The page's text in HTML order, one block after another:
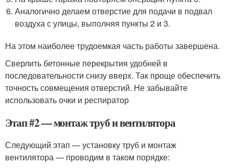
Аналогично делаем отверстие для подачи в подвал
воздуха с улицы, выполняя пункты 2 и 3.
На этом наиболее трудоемкая часть работы завершена.
Сверлить бетонные перекрытия удобней в
последовательности снизу вверх. Так проще обеспечить
точность совмещения отверстий. Не забывайте
использовать очки и респиратор
Этап #2 — монтаж труб и вентилятора
Следующий этап — установку труб и монтаж
вентилятора — проводим в таком порядке: